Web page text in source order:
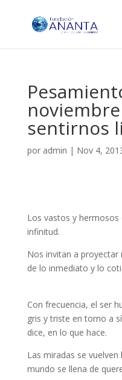
sentirnos
por admin | Nov 4,
Los vastos y hermosos
infinitud.
Nos invitan a
de lo inmediato y lo
Con frecuencia, el ser
gris y triste en torno a
dice, en lo que hace.
Las miradas se
mundo se llena de